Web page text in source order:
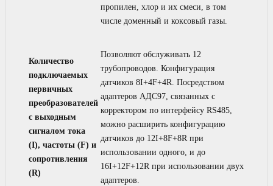
пропилен, хлор и их смеси, в том
числе доменный и коксовый газы.
Количество
подключаемых
первичных
преобразователей
с выходным
сигналом тока
(I), частоты (F) и
сопротивления
(R)
Позволяют обслуживать 12
трубопроводов. Конфигурация
датчиков 8I+4F+4R. Посредством
адаптеров АДС97, связанных с
корректором по интерфейсу RS485,
можно расширить конфигурацию
датчиков до 12I+8F+8R при
использовании одного, и до
16I+12F+12R при использовании двух
адаптеров.